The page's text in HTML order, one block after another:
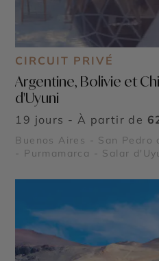
CIRCUIT PRIVÉ
Argentine, Bolivie et
d'Uyuni
19 jours - À partir de
Buenos Aires - San Pedro
- Purmamarca - Salar